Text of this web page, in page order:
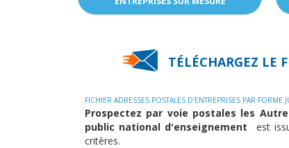
TÉLÉCHARGEZ LE
FICHIER ADRESSES POSTALES D'ENTREPRISES PAR FORME
Prospectez par voie postales les
public national d'enseignement
est
critères.